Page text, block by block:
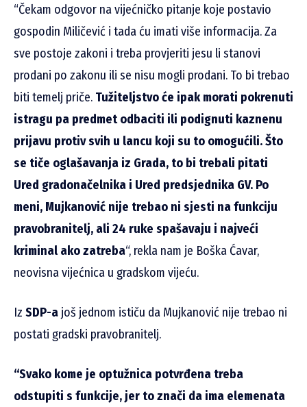
“Čekam odgovor na vijećničko pitanje koje postavio
gospodin Miličević i tada ću imati više informacija. Za
sve postoje zakoni i treba provjeriti jesu li stanovi
prodani po zakonu ili se nisu mogli prodani. To bi trebao
biti temelj priče. Tužiteljstvo će ipak morati pokrenuti
istragu pa predmet odbaciti ili podignuti kaznenu
prijavu protiv svih u lancu koji su to omogućili. Što
se tiče oglašavanja iz Grada, to bi trebali pitati
Ured gradonačelnika i Ured predsjednika GV. Po
meni, Mujkanović nije trebao ni sjesti na funkciju
pravobranitelj, ali 24 ruke spašavaju i najveći
kriminal ako zatreba“, rekla nam je Boška Ćavar,
neovisna vijećnica u gradskom vijeću.
Iz SDP-a još jednom ističu da Mujkanović nije trebao ni
postati gradski pravobranitelj.
“Svako kome je optužnica potvrđena treba
odstupiti s funkcije, jer to znači da ima elemenata